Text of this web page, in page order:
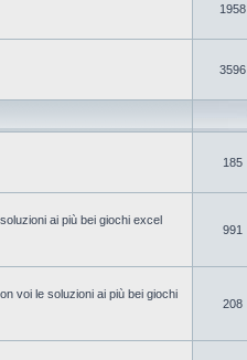
1958
3596
185
ai più bei giochi excel
991
voi le soluzioni ai più bei giochi
208